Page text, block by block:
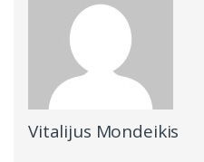
Vitalijus Mondeikis